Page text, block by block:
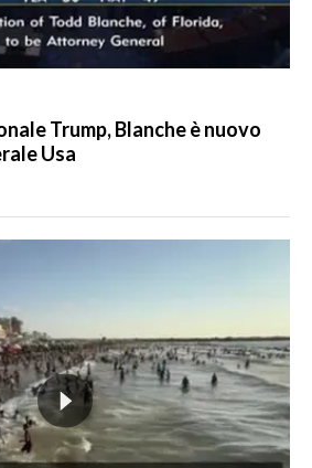
Trump, Blanche è nuovo
Usa